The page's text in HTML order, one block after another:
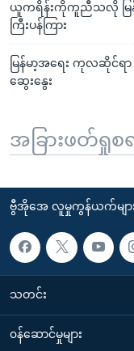
ယူကရိန်းကိုကူညီသလို မြ
ကြီးပန်ကြား
မြန်မာ့အရေး ကုလဆိုင်ရ
ဆွေးနွေး
အခြားဖတ်ရှုစရ
ဗွီအိုအေ လူမှုကွန်ယက်မျာ
သတင်း
၀န်ဆောင်မှုများ